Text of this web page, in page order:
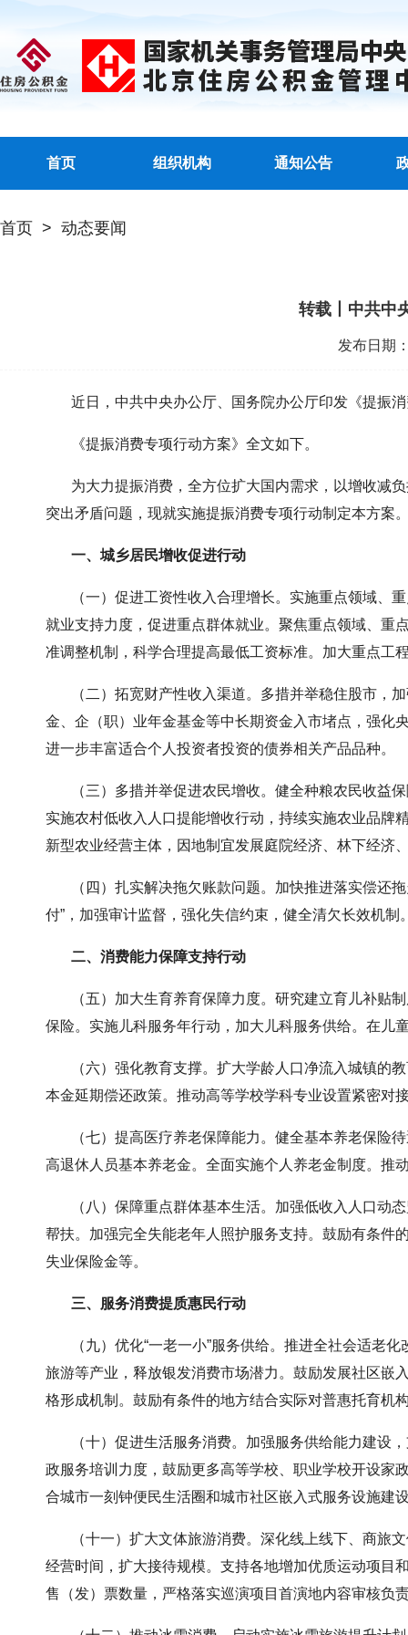
首页 组织机构 通知公告
首页 > 动态要闻
转载丨中共中
发布日期
近日，中共中央办公厅、国务院办公厅印发《提振消
《提振消费专项行动方案》全文如下。
为大力提振消费，全方位扩大国内需求，以增收减负
突出矛盾问题，现就实施提振消费专项行动制定本方案
一、城乡居民增收促进行动
（一）促进工资性收入合理增长。实施重点领域、重
就业支持力度，促进重点群体就业。聚焦重点领域、重
准调整机制，科学合理提高最低工资标准。加大重点工
（二）拓宽财产性收入渠道。多措并举稳住股市，加
金、企（职）业年金基金等中长期资金入市堵点，强化
进一步丰富适合个人投资者投资的债券相关产品品种。
（三）多措并举促进农民增收。健全种粮农民收益保
实施农村低收入人口提能增收行动，持续实施农业品牌
新型农业经营主体，因地制宜发展庭院经济、林下经济
（四）扎实解决拖欠账款问题。加快推进落实偿还拖
付”，加强审计监督，强化失信约束，健全清欠长效机制
二、消费能力保障支持行动
（五）加大生育养育保障力度。研究建立育儿补贴制
保险。实施儿科服务年行动，加大儿科服务供给。在儿
（六）强化教育支撑。扩大学龄人口净流入城镇的教
本金延期偿还政策。推动高等学校学科专业设置紧密对
（七）提高医疗养老保障能力。健全基本养老保险待
高退休人员基本养老金。全面实施个人养老金制度。推
（八）保障重点群体基本生活。加强低收入人口动态
帮扶。加强完全失能老年人照护服务支持。鼓励有条件
失业保险金等。
三、服务消费提质惠民行动
（九）优化“一老一小”服务供给。推进全社会适老化
旅游等产业，释放银发消费市场潜力。鼓励发展社区嵌
格形成机制。鼓励有条件的地方结合实际对普惠托育机
（十）促进生活服务消费。加强服务供给能力建设，
政服务培训力度，鼓励更多高等学校、职业学校开设家
合城市一刻钟便民生活圈和城市社区嵌入式服务设施建
（十一）扩大文体旅游消费。深化线上线下、商旅文
经营时间，扩大接待规模。支持各地增加优质运动项目
售（发）票数量，严格落实巡演项目首演地内容审核负